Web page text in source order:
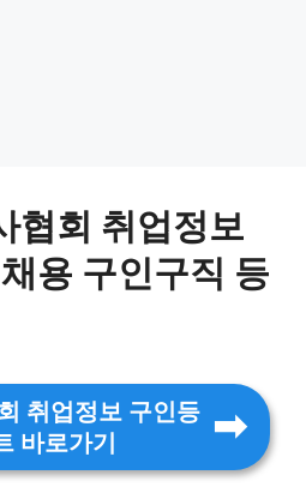
협회 취업정보
용 구인구직 등
취업정보 구인등
바로가기